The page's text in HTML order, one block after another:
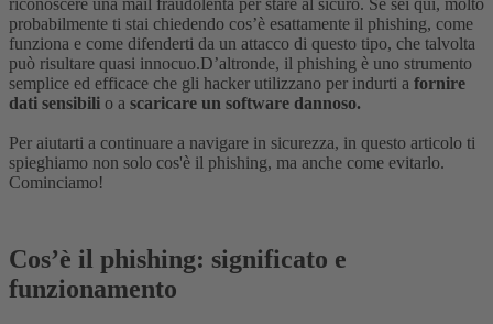
riconoscere una mail fraudolenta per stare al sicuro. Se sei qui, molto
probabilmente ti stai chiedendo cos’è esattamente il phishing, come
funziona e come difenderti da un attacco di questo tipo, che talvolta
può risultare quasi innocuo.D’altronde, il phishing è uno strumento
semplice ed efficace che gli hacker utilizzano per indurti a fornire
dati sensibili o a scaricare un software dannoso.
Per aiutarti a continuare a navigare in sicurezza, in questo articolo ti
spieghiamo non solo cos'è il phishing, ma anche come evitarlo.
Cominciamo!
Cos’è il phishing: significato e
funzionamento